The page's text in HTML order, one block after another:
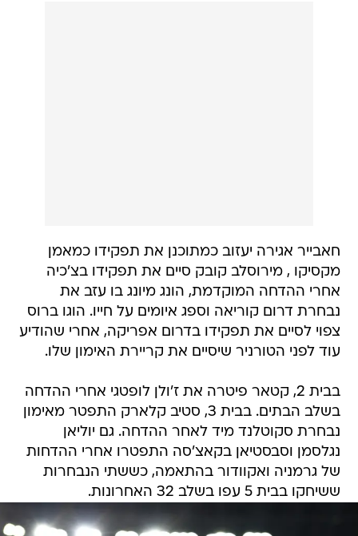
חאבייר אגירה יעזוב כמתוכנן את תפקידו כמאמן
מקסיקו , מירוסלב קובק סיים את תפקידו בצ'כיה
אחרי ההדחה המוקדמת, הונג מיונג בו עזב את
נבחרת דרום קוריאה וספג איומים על חייו. הוגו ברוס
צפוי לסיים את תפקידו בדרום אפריקה, אחרי שהודיע
עוד לפני הטורניר שיסיים את קריירת האימון שלו.
בבית 2, קטאר פיטרה את ז'ולן לופטגי אחרי ההדחה
בשלב הבתים. בבית 3, סטיב קלארק התפטר מאימון
נבחרת סקוטלנד מיד לאחר ההדחה. גם יוליאן
נגלסמן וסבסטיאן בקאצ'סה התפטרו אחרי ההדחות
של גרמניה ואקוודור בהתאמה, כששתי הנבחרות
ששיחקו בבית 5 עפו בשלב 32 האחרונות.